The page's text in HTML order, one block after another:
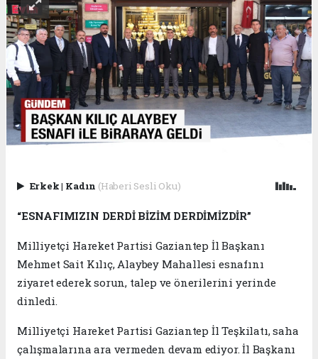
Erkek| Kadın (Haberi Sesli Oku)
“ESNAFIMIZIN DERDİ BİZİM DERDİMİZDİR”
Milliyetçi Hareket Partisi Gaziantep İl Başkanı
Mehmet Sait Kılıç, Alaybey Mahallesi esnafını
ziyaret ederek sorun, talep ve önerilerini yerinde
dinledi.
Milliyetçi Hareket Partisi Gaziantep İl Teşkilatı, saha
çalışmalarına ara vermeden devam ediyor. İl Başkanı